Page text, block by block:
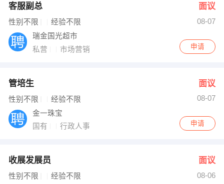
客服副总 面议
性别不限 经验不限
08-07
瑞金国光超市
私营
市场营销 申请
管培生 面议
性别不限 经验不限
08-07
金一珠宝
国有
行政人事 申请
收展发展员 面议
性别不限 经验不限
08-06